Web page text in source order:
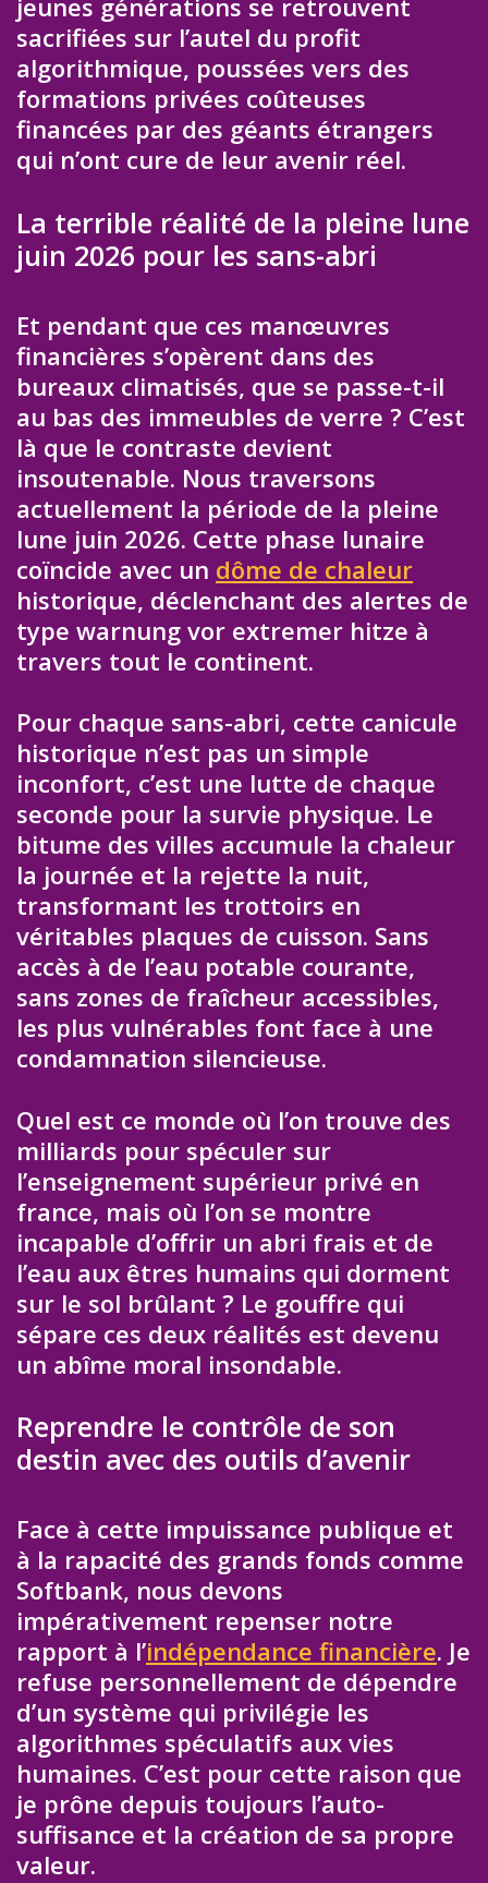
sacrifiées sur l’autel du profit
algorithmique, poussées vers des
formations privées coûteuses
financées par des géants étrangers
qui n’ont cure de leur avenir réel.
La terrible réalité de la pleine lune
juin 2026 pour les sans-abri
Et pendant que ces manœuvres
financières s’opèrent dans des
bureaux climatisés, que se passe-t-il
au bas des immeubles de verre ? C’est
là que le contraste devient
insoutenable. Nous traversons
actuellement la période de la pleine
lune juin 2026. Cette phase lunaire
coïncide avec un dôme de chaleur
historique, déclenchant des alertes de
type warnung vor extremer hitze à
travers tout le continent.
Pour chaque sans-abri, cette canicule
historique n’est pas un simple
inconfort, c’est une lutte de chaque
seconde pour la survie physique. Le
bitume des villes accumule la chaleur
la journée et la rejette la nuit,
transformant les trottoirs en
véritables plaques de cuisson. Sans
accès à de l’eau potable courante,
sans zones de fraîcheur accessibles,
les plus vulnérables font face à une
condamnation silencieuse.
Quel est ce monde où l’on trouve des
milliards pour spéculer sur
l’enseignement supérieur privé en
france, mais où l’on se montre
incapable d’offrir un abri frais et de
l’eau aux êtres humains qui dorment
sur le sol brûlant ? Le gouffre qui
sépare ces deux réalités est devenu
un abîme moral insondable.
Reprendre le contrôle de son
destin avec des outils d’avenir
Face à cette impuissance publique et
à la rapacité des grands fonds comme
Softbank, nous devons
impérativement repenser notre
rapport à l’indépendance financière. Je
refuse personnellement de dépendre
d’un système qui privilégie les
algorithmes spéculatifs aux vies
humaines. C’est pour cette raison que
je prône depuis toujours l’auto-
suffisance et la création de sa propre
valeur.